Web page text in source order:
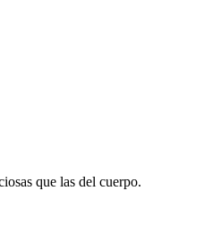
que las del cuerpo.